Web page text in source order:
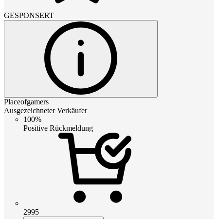
GESPONSERT
Placeofgamers
Ausgezeichneter Verkäufer
100%
Positive Rückmeldung
2995